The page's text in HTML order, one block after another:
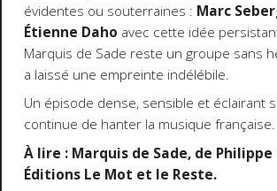
évidentes ou souterraines : Marc
Étienne Daho avec cette idée
Marquis de Sade reste un groupe sans
a laissé une empreinte indélébile.
Un épisode dense, sensible et éclairant
continue de hanter la musique française.
À lire : Marquis de Sade, de Philippe
Éditions Le Mot et le Reste.